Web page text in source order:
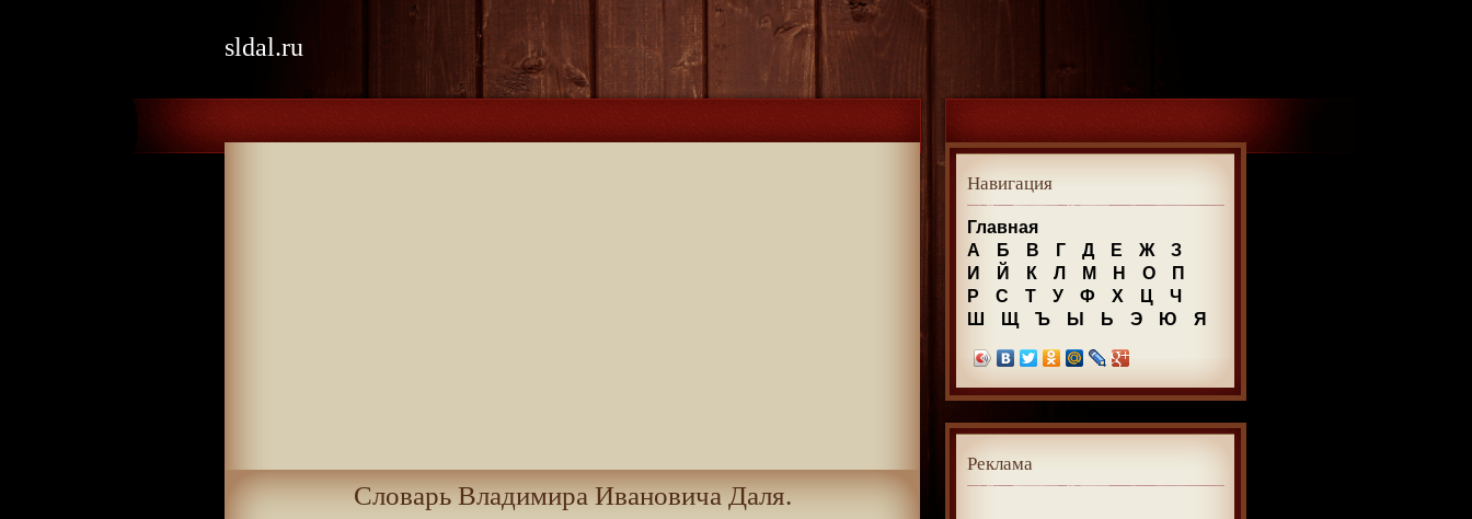
sldal.ru
Словарь Владимира Ивановича Даля.
Навигация
Главная
А
Б В Г Д Е Ж
З
И
Й К Л М Н О
П
Р
С Т У Ф Х Ц
Ч
Ш
Щ Ъ Ы Ь Э Ю Я
Реклама